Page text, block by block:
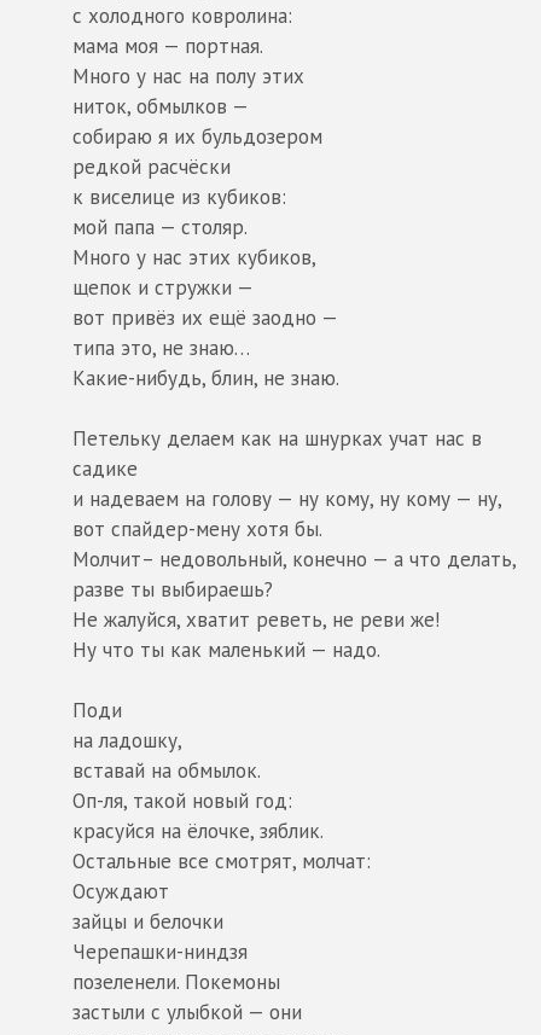
с холодного ковролина:
мама моя — портная.
Много у нас на полу этих
ниток, обмылков —
собираю я их бульдозером
редкой расчёски
к виселице из кубиков:
мой папа — столяр.
Много у нас этих кубиков,
щепок и стружки —
вот привёз их ещё заодно —
типа это, не знаю…
Какие-нибудь, блин, не знаю.
Петельку делаем как на шнурках учат нас в
садике
и надеваем на голову — ну кому, ну кому — ну,
вот спайдер-мену хотя бы.
Молчит– недовольный, конечно — а что делать,
разве ты выбираешь?
Не жалуйся, хватит реветь, не реви же!
Ну что ты как маленький — надо.
Поди
на ладошку,
вставай на обмылок.
Оп-ля, такой новый год:
красуйся на ёлочке, зяблик.
Остальные все смотрят, молчат:
Осуждают
зайцы и белочки
Черепашки-ниндзя
позеленели. Покемоны
застыли с улыбкой — они